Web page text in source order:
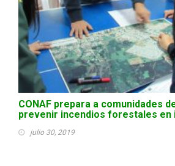
CONAF prepara a comunidades
prevenir incendios forestales en
julio 30, 2019